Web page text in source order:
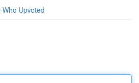
Who Upvoted